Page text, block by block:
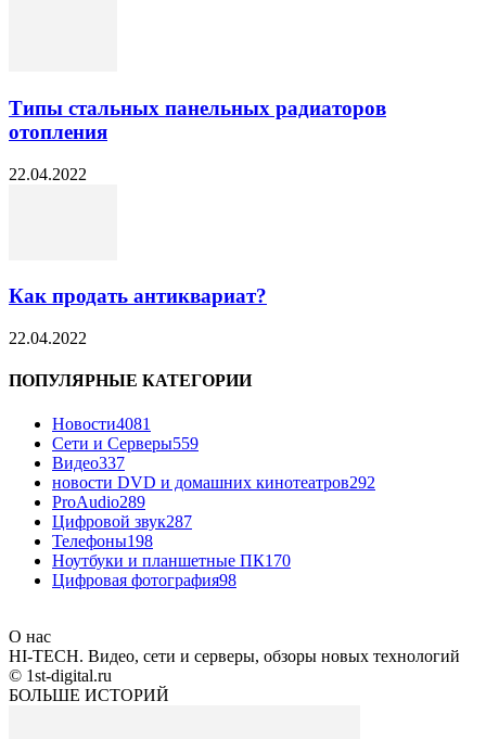
Типы стальных панельных радиаторов
отопления
22.04.2022
Как продать антиквариат?
22.04.2022
ПОПУЛЯРНЫЕ КАТЕГОРИИ
Новости4081
Сети и Серверы559
Видео337
новости DVD и домашних кинотеатров292
ProAudio289
Цифровой звук287
Телефоны198
Ноутбуки и планшетные ПК170
Цифровая фотография98
О нас
HI-TECH. Видео, сети и серверы, обзоры новых технологий
© 1st-digital.ru
БОЛЬШЕ ИСТОРИЙ